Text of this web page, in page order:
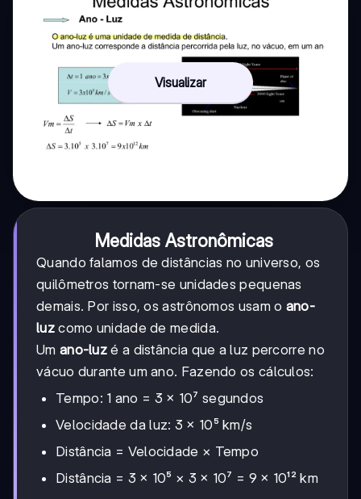
Visualizar
Medidas Astronômicas
Quando falamos de distâncias no universo, os
quilômetros tornam-se unidades pequenas
demais. Por isso, os astrônomos usam o ano-
luzcomo unidade de medida.
Um ano-luz é a distância que a luz percorre no
vácuo durante um ano. Fazendo os cálculos:
Tempo: 1 ano = 3 × 10⁷ segundos
Velocidade da luz: 3 × 10⁵ km/s
Distância = Velocidade × Tempo
Distância = 3 × 10⁵ × 3 × 10⁷ = 9 × 10¹² km